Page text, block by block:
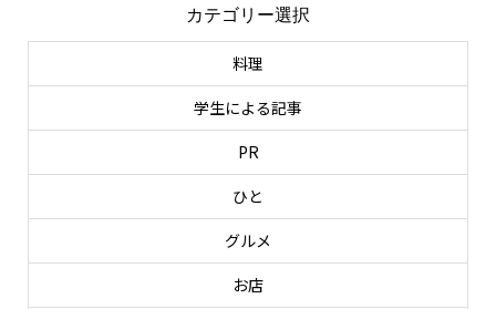
カテゴリー選択
料理
学生による記事
PR
ひと
グルメ
お店